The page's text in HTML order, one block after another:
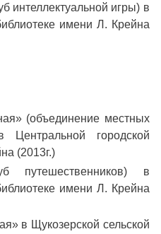
интеллектуальной игры) в
имени Л. Крейна
(объединение местных
городской
(2013г.)
путешественников) в
имени Л. Крейна
в Щукозерской сельской